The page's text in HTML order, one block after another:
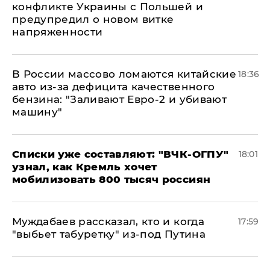
конфликте Украины с Польшей и
предупредил о новом витке
напряженности
В России массово ломаются китайские
авто из-за дефицита качественного
бензина: "Заливают Евро-2 и убивают
машину"
18:36
Списки уже составляют: "ВЧК-ОГПУ"
узнал, как Кремль хочет
мобилизовать 800 тысяч россиян
18:01
Муждабаев рассказал, кто и когда
"выбьет табуретку" из-под Путина
17:59